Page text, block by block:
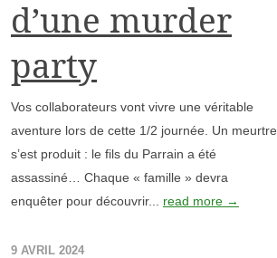
d’une murder
party
Vos collaborateurs vont vivre une véritable
aventure lors de cette 1/2 journée. Un meurtre
s’est produit : le fils du Parrain a été
assassiné… Chaque « famille » devra
enquêter pour découvrir... read more →
9 AVRIL 2024